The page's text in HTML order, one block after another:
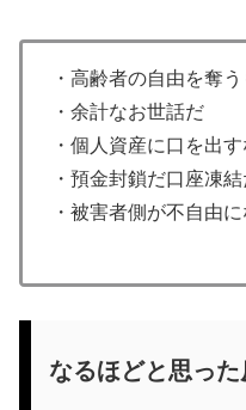
・高齢者の自由を奪
・余計なお世話だ
・個人資産に口を出す
・預金封鎖だ口座凍
・被害者側が不自由
なるほどと思っ